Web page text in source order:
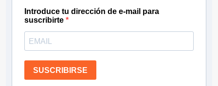
Introduce tu dirección de e-mail para
suscribirte
SUSCRIBIRSE